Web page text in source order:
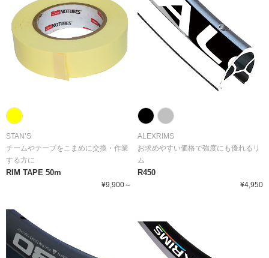
STAN’S
チームやテープをこまめに交換・作業
する方に
RIM TAPE 50m
¥9,900～
ALEXRIMS
お求めやすい価格で強度にも優れるリ
ム
R450
¥4,950